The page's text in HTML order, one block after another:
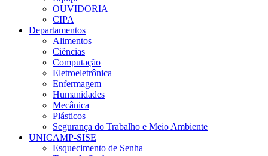
OUVIDORIA
CIPA
Departamentos
Alimentos
Ciências
Computação
Eletroeletrônica
Enfermagem
Humanidades
Mecânica
Plásticos
Segurança do Trabalho e Meio Ambiente
UNICAMP-SISE
Esquecimento de Senha